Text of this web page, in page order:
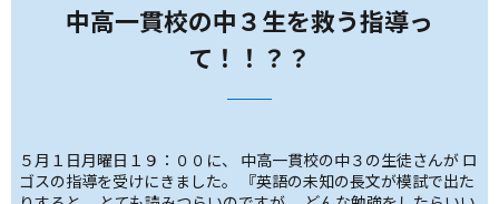
中高一貫校の中３生を救う指導っ
て！！？？
５月１日月曜日１９：００に、 中高一貫校の中３の生徒さんが ロ
ゴスの指導を受けにきました。 『英語の未知の長文が模試で出た